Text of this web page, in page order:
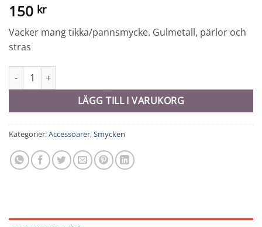
150 kr
Vacker mang tikka/pannsmycke. Gulmetall, pärlor och
stras
Mang tikka - 10764 mängd
LÄGG TILL I VARUKORG
Kategorier:Accessoarer,Smycken